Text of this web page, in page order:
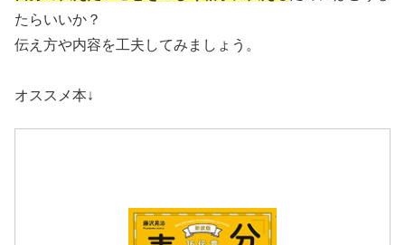
たらいいか？
伝え方や内容を工夫してみましょう。
オススメ本↓